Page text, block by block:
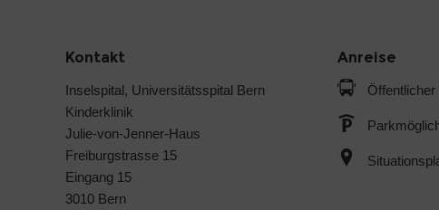
Kontakt
Inselspital, Universitätsspital Bern
Kinderklinik
Julie-von-Jenner-Haus
Freiburgstrasse 15
Eingang 15
3010 Bern
Anreise
Öffentlicher